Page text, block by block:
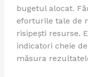
bugetul alocat.
eforturile tale de
risipești resurse.
indicatori cheie
măsura